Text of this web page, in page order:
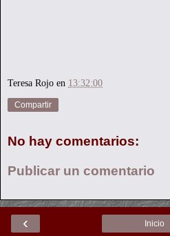
Teresa Rojo en 13:32:00
Compartir
No hay comentarios:
Publicar un comentario
‹ Inicio